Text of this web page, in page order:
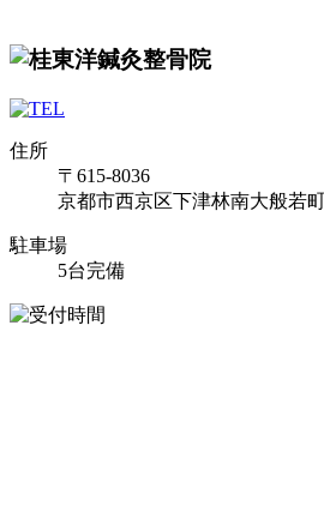
住所
〒615-8036
京都市西京区下津林南大般若
駐車場
5台完備